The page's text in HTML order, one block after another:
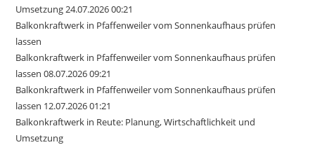
Umsetzung 24.07.2026 00:21
Balkonkraftwerk in Pfaffenweiler vom Sonnenkaufhaus prüfen
lassen
Balkonkraftwerk in Pfaffenweiler vom Sonnenkaufhaus prüfen
lassen 08.07.2026 09:21
Balkonkraftwerk in Pfaffenweiler vom Sonnenkaufhaus prüfen
lassen 12.07.2026 01:21
Balkonkraftwerk in Reute: Planung, Wirtschaftlichkeit und
Umsetzung